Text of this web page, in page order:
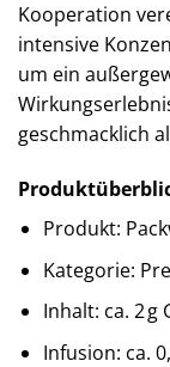
Kooperation
intensive
um ein
geschmacklich
Produkt:
Kategorie:
Inhalt: ca. 2 g
Infusion: ca.